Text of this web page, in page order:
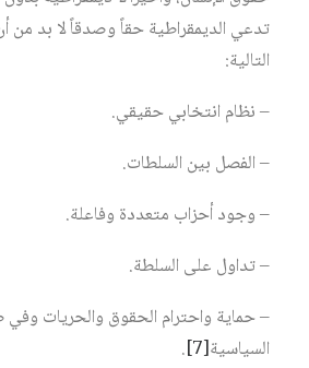
تدعي الديمقراطية حقاً وصدقاً لا بد من
التالية:
– نظام انتخابي حقيقي.
– الفصل بين السلطات.
– وجود أحزاب متعددة وفاعلة.
– تداول على السلطة.
– حماية واحترام الحقوق والحريات وفي
السياسية[7]
.